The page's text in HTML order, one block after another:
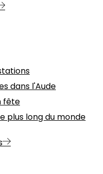
dans l'Aude
fête
plus long du monde